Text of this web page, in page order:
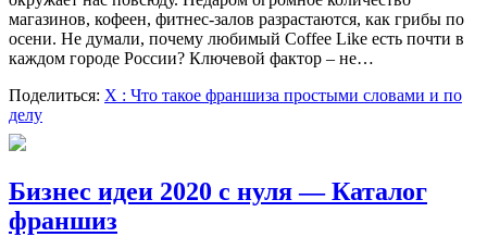
магазинов, кофеен, фитнес-залов разрастаются, как грибы по
осени. Не думали, почему любимый Coffee Like есть почти в
каждом городе России? Ключевой фактор – не…
Поделиться: X : Что такое франшиза простыми словами и по
делу
Бизнес идеи 2020 с нуля — Каталог
франшиз